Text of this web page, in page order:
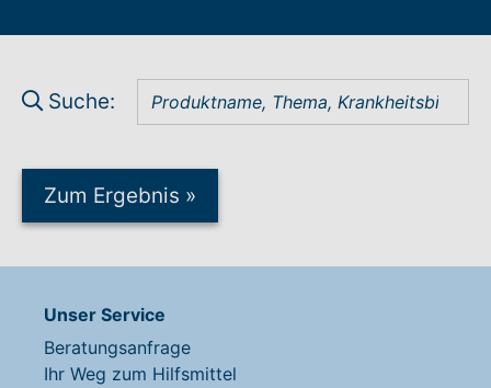
Suche:
Zum Ergebnis »
Unser Service
Beratungsanfrage
Ihr Weg zum Hilfsmittel